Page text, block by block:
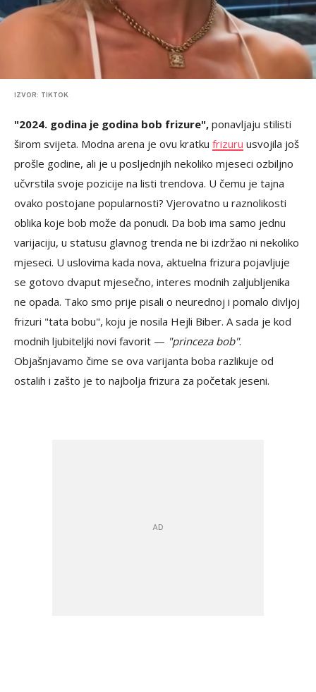
IZVOR: TIKTOK
"2024. godina je godina bob frizure", ponavljaju stilisti
širom svijeta. Modna arena je ovu kratku frizuru usvojila još
prošle godine, ali je u posljednjih nekoliko mjeseci ozbiljno
učvrstila svoje pozicije na listi trendova. U čemu je tajna
ovako postojane popularnosti? Vjerovatno u raznolikosti
oblika koje bob može da ponudi. Da bob ima samo jednu
varijaciju, u statusu glavnog trenda ne bi izdržao ni nekoliko
mjeseci. U uslovima kada nova, aktuelna frizura pojavljuje
se gotovo dvaput mjesečno, interes modnih zaljubljenika
ne opada. Tako smo prije pisali o neurednoj i pomalo divljoj
frizuri "tata bobu", koju je nosila Hejli Biber. A sada je kod
modnih ljubiteljki novi favorit — "princeza bob".
Objašnjavamo čime se ova varijanta boba razlikuje od
ostalih i zašto je to najbolja frizura za početak jeseni.